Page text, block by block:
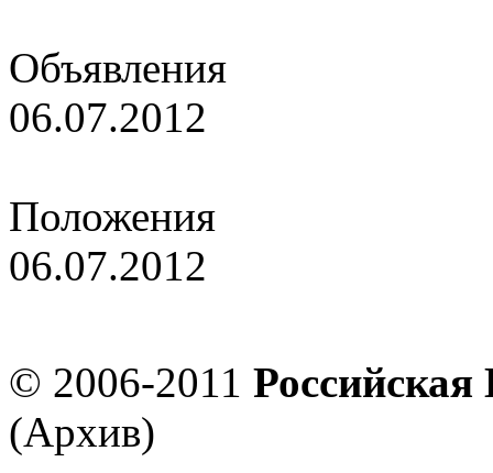
Объявления
06.07.2012
Положения
06.07.2012
© 2006-2011
(Архив)